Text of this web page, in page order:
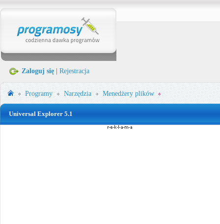
Zaloguj się Rejestracja
Programy Narzędzia Menedżery plików
Universal Explorer 5.1